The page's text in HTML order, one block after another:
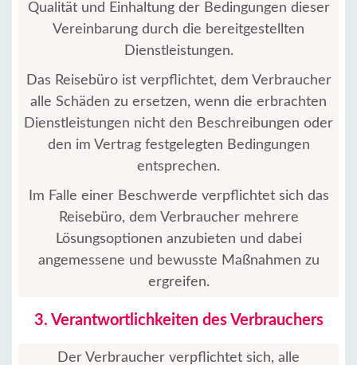
Qualität und Einhaltung der Bedingungen dieser
Vereinbarung durch die bereitgestellten
Dienstleistungen.
Das Reisebüro ist verpflichtet, dem Verbraucher
alle Schäden zu ersetzen, wenn die erbrachten
Dienstleistungen nicht den Beschreibungen oder
den im Vertrag festgelegten Bedingungen
entsprechen.
Im Falle einer Beschwerde verpflichtet sich das
Reisebüro, dem Verbraucher mehrere
Lösungsoptionen anzubieten und dabei
angemessene und bewusste Maßnahmen zu
ergreifen.
3. Verantwortlichkeiten des Verbrauchers
Der Verbraucher verpflichtet sich, alle